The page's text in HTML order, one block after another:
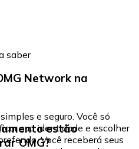
saber
Network na
e seguro. Você só
sua identidade e escolher
Você receberá seus
estão
OMG?